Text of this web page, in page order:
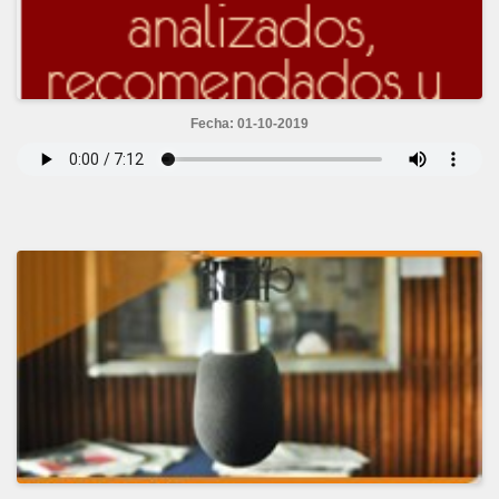
Fecha: 01-10-2019